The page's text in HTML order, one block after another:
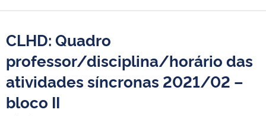
CLHD: Quadro
professor/disciplina/horário das
atividades síncronas 2021/02 –
bloco II